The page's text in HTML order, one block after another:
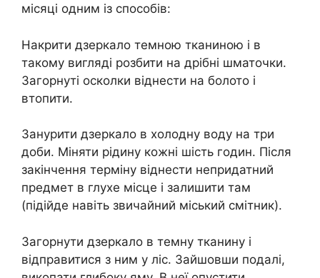
місяці одним із способів:
Накрити дзеркало темною тканиною і в
такому вигляді розбити на дрібні шматочки.
Загорнуті осколки віднести на болото і
втопити.
Занурити дзеркало в холодну воду на три
доби. Міняти рідину кожні шість годин. Після
закінчення терміну віднести непридатний
предмет в глухе місце і залишити там
(підійде навіть звичайний міський смітник).
Загорнути дзеркало в темну тканину і
відправитися з ним у ліс. Зайшовши подалі,